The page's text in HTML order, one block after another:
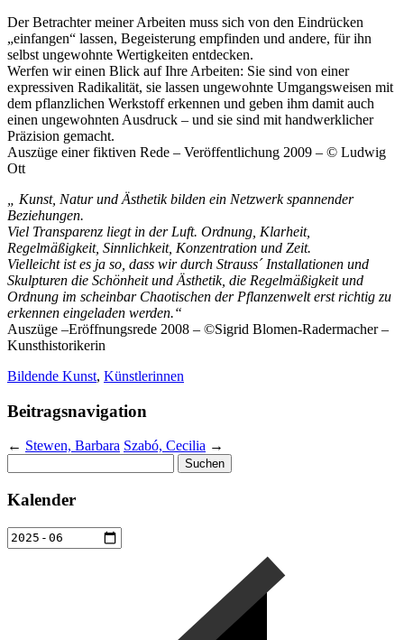
Der Betrachter meiner Arbeiten muss sich von den Eindrücken
„einfangen“ lassen, Begeisterung empfinden und andere, für ihn
selbst ungewohnte Wertigkeiten entdecken.
Werfen wir einen Blick auf Ihre Arbeiten: Sie sind von einer
expressiven Radikalität, sie lassen ungewohnte Umgangsweisen mit
dem pflanzlichen Werkstoff erkennen und geben ihm damit auch
einen ungewohnten Ausdruck – und sie sind mit handwerklicher
Präzision gemacht.
Auszüge einer fiktiven Rede – Veröffentlichung 2009 – © Ludwig
Ott
„ Kunst, Natur und Ästhetik bilden ein Netzwerk spannender
Beziehungen.
Viel Transparenz liegt in der Luft. Ordnung, Klarheit,
Regelmäßigkeit, Sinnlichkeit, Konzentration und Zeit.
Vielleicht ist es ja so, dass wir durch Strauss´ Installationen und
Skulpturen die Schönheit und Ästhetik, die Regelmäßigkeit und
Ordnung im scheinbar Chaotischen der Pflanzenwelt erst richtig zu
erkennen eingeladen werden.“
Auszüge –Eröffnungsrede 2008 – ©Sigrid Blomen-Radermacher –
Kunsthistorikerin
Bildende Kunst, Künstlerinnen
Beitragsnavigation
← Stewen, Barbara Szabó, Cecilia →
nach:
Kalender